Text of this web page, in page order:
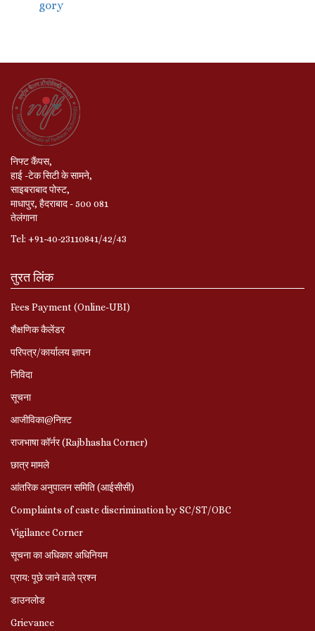
gory
निफ्ट कैंपस,
हाई -टेक सिटी के सामने,
साइबराबाद पोस्ट,
माधापुर, हैदराबाद - 500 081
तेलंगाना
Tel: +91-40-23110841/42/43
तुरत लिंक
Fees Payment (Online-UBI)
शैक्षणिक कैलेंडर
परिपत्र/कार्यालय ज्ञापन
निविदा
सूचना
आजीविका@निफ़्ट
राजभाषा कॉर्नर (Rajbhasha Corner)
छात्र मामले
आंतरिक अनुपालन समिति (आईसीसी)
Complaints of caste discrimination by SC/ST/OBC
Vigilance Corner
सूचना का अधिकार अधिनियम
प्राय: पूछे जाने वाले प्रश्‍न
डाउनलोड
Grievance